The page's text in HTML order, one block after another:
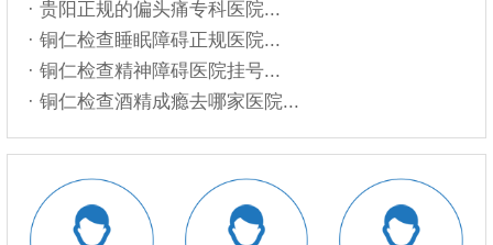
· 贵阳正规的偏头痛专科医院...
· 铜仁检查睡眠障碍正规医院...
· 铜仁检查精神障碍医院挂号...
· 铜仁检查酒精成瘾去哪家医院...